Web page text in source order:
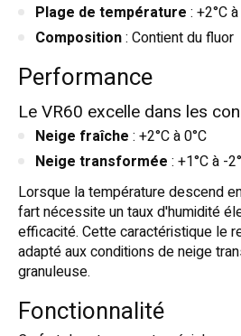
Plage de température : +2°C
Composition: Contient du fluor
Performance
Le VR60 excelle dans les
Neige fraîche : +2°C à 0°C
Neige transformée : +1°C à -
Lorsque la température descend
fart nécessite un taux d'humidité
efficacité. Cette caractéristique le
adapté aux conditions de neige
granuleuse.
Fonctionnalité